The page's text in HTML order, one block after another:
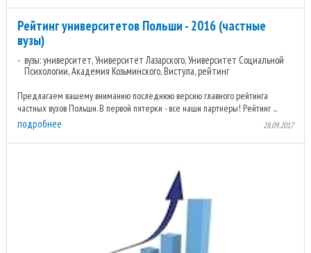
Рейтинг университетов Польши - 2016 (частные
вузы)
вузы: университет, Университет Лазарского, Университет Социальной
Психологии, Академия Козьминского, Вистула, рейтинг
Предлагаем вашему вниманию последнюю версию главного рейтинга
частных вузов Польши. В первой пятерки - все наши партнеры! Рейтинг ...
подробнее 28.09.2017